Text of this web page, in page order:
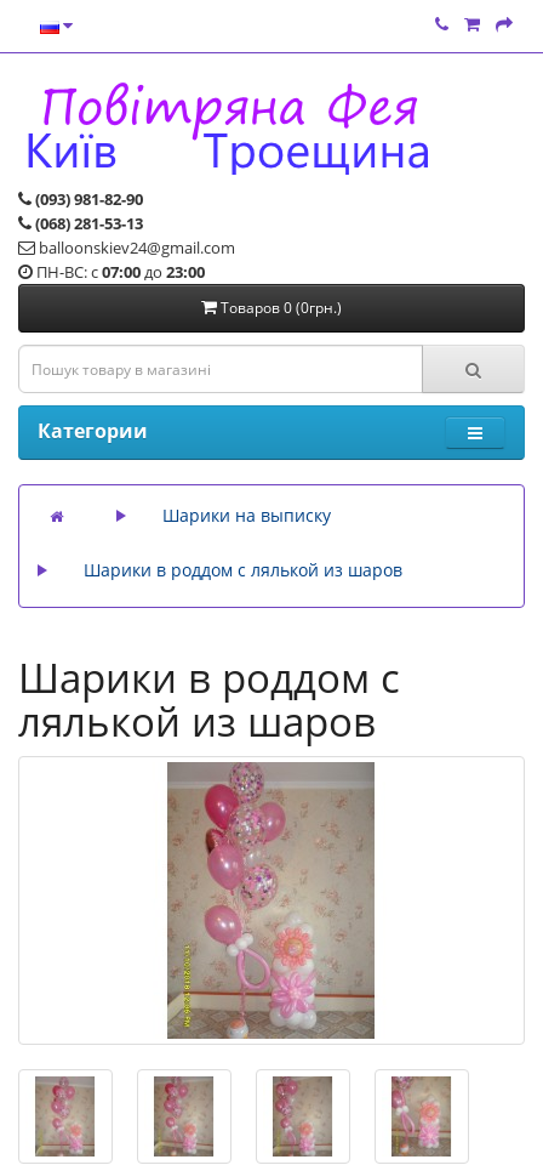
(093) 981-82-90
(068) 281-53-13
balloonskiev24@gmail.com
ПН-ВС: с07:00до 23:00
Товаров 0 (0грн.)
Категории
Шарики на выписку
Шарики в роддом с лялькой из шаров
Шарики в роддом с
лялькой из шаров